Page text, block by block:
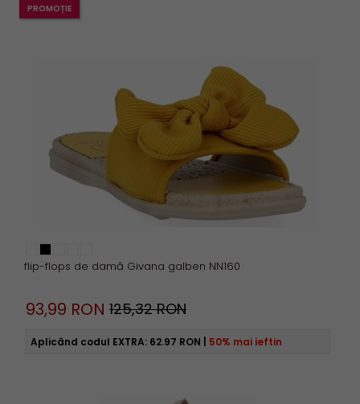
flip-flops de damă Givana galben NN160
PROMOȚIE
93,99 RON 125,32 RON
Aplicând codul EXTRA: 62.97 RON 50% mai ieftin